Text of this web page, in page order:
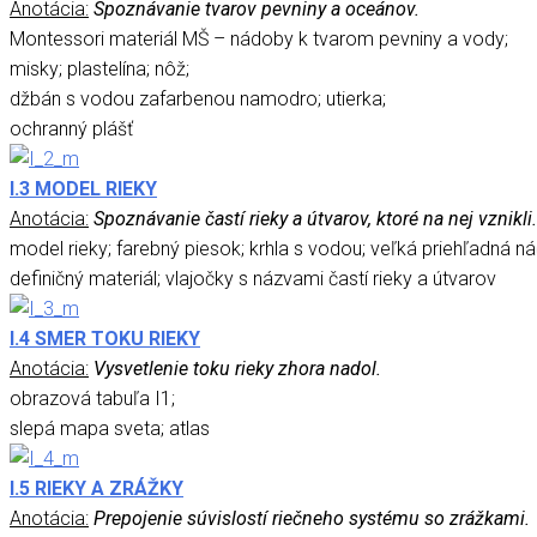
Anotácia: Spoznávanie tvarov pevniny a oceánov.
Montessori materiál MŠ – nádoby k tvarom pevniny a vody;
misky; plastelína; nôž;
džbán s vodou zafarbenou namodro; utierka;
ochranný plášť
I.3 MODEL RIEKY
Anotácia: Spoznávanie častí rieky a útvarov, ktoré na nej vznikli.
model rieky; farebný piesok; krhla s vodou; veľká priehľadná
definičný materiál; vlajočky s názvami častí rieky a útvarov
I.4 SMER TOKU RIEKY
Anotácia: Vysvetlenie toku rieky zhora nadol.
obrazová tabuľa I1;
slepá mapa sveta; atlas
I.5 RIEKY A ZRÁŽKY
Anotácia: Prepojenie súvislostí riečneho systému so zrážkami.